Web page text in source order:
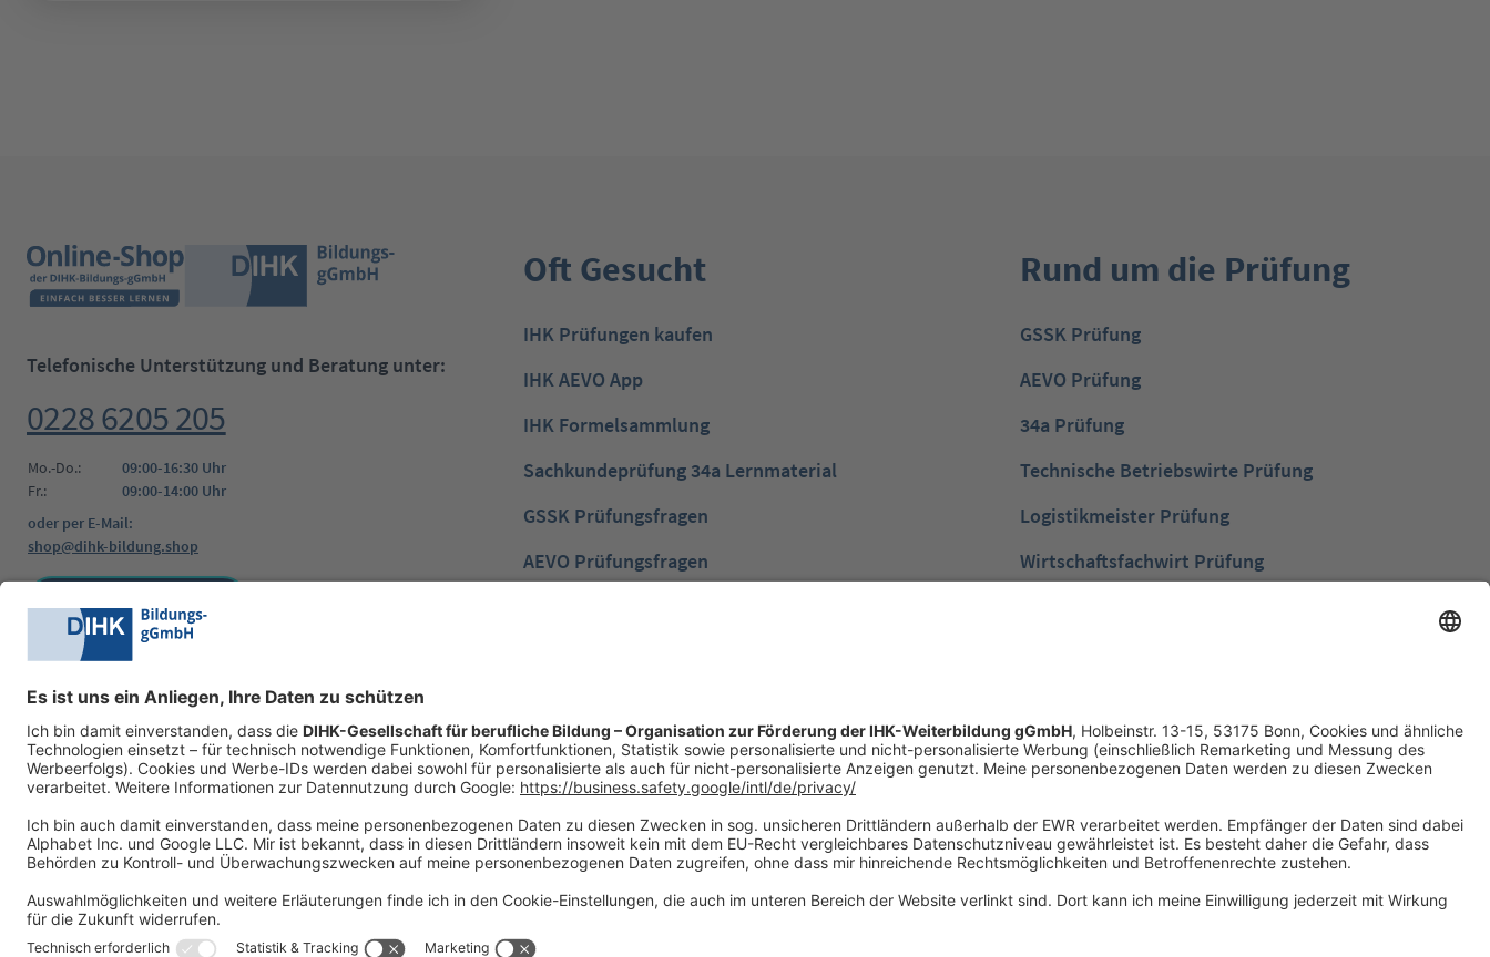
Telefonische Unterstützung und Beratung unter:
0228 6205 205
Mo.-Do.:
09:00-16:30 Uhr
Fr.:
09:00-14:00 Uhr
oder per E-Mail:
shop@dihk-bildung.shop
Social Media
Oft Gesucht
IHK Prüfungen kaufen
IHK AEVO App
IHK Formelsammlung
Sachkundeprüfung 34a Lernmaterial
GSSK Prüfungsfragen
AEVO Prüfungsfragen
NTG Industriemeister
Rund um die Prüfung
GSSK Prüfung
AEVO Prüfung
34a Prüfung
Technische Betriebswirte Prüfung
Logistikmeister Prüfung
Wirtschaftsfachwirt Prüfung
Handelsfachwirt Prüfung
Fachwirte im Gesundheits- und Sozialwesen
Prüfung